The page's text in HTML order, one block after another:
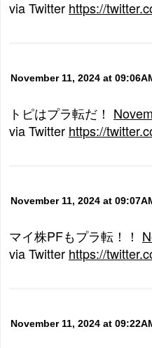
via Twitter https://
November 11, 2024 at
トピはプラ転だ！
via Twitter https://
November 11, 2024 at
マイ株PFもプラ転！！
via Twitter https://
November 11, 2024 at